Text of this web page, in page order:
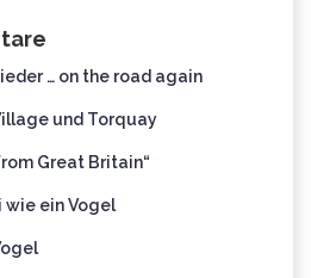
… on the road again
und Torquay
Great Britain“
wie ein Vogel